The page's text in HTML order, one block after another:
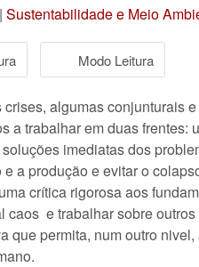
Sustentabilidade e Meio
Modo Leitura
algumas conjunturais
a trabalhar em duas frentes:
imediatas dos
a produção e evitar o
crítica rigorosa aos
caos e trabalhar sobre
que permita, num outro